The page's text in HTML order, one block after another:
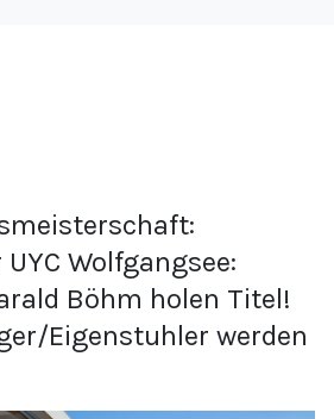
Wolfgangsee:
Böhm holen Titel!
Eigenstuhler werden